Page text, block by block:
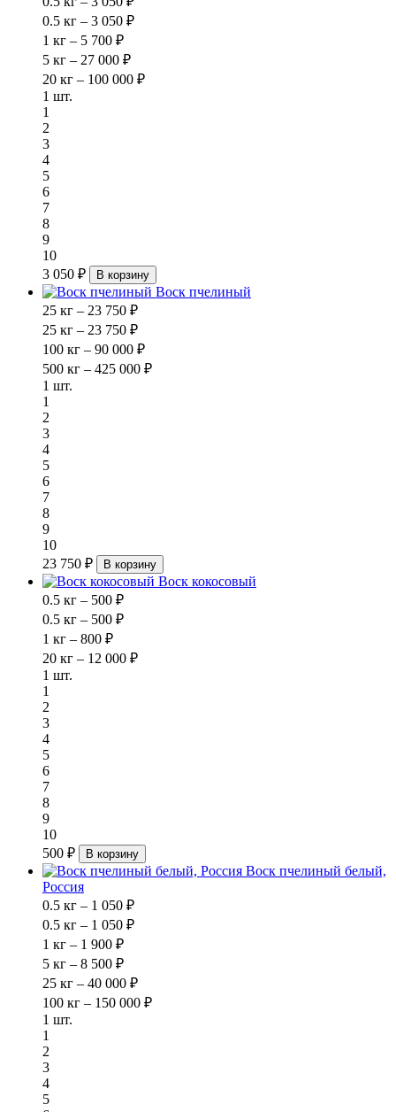
0.5 кг – 3 050 ₽
1 кг – 5 700 ₽
5 кг – 27 000 ₽
20 кг – 100 000 ₽
1 шт.
1
2
3
4
5
6
7
8
9
10
3 050 ₽
В корзину
Воск пчелиный
25 кг – 23 750 ₽
25 кг – 23 750 ₽
100 кг – 90 000 ₽
500 кг – 425 000 ₽
1 шт.
1
2
3
4
5
6
7
8
9
10
23 750 ₽
В корзину
Воск кокосовый
0.5 кг – 500 ₽
0.5 кг – 500 ₽
1 кг – 800 ₽
20 кг – 12 000 ₽
1 шт.
1
2
3
4
5
6
7
8
9
10
500 ₽
В корзину
Воск пчелиный белый,
Россия
0.5 кг – 1 050 ₽
0.5 кг – 1 050 ₽
1 кг – 1 900 ₽
5 кг – 8 500 ₽
25 кг – 40 000 ₽
100 кг – 150 000 ₽
1 шт.
1
2
3
4
5